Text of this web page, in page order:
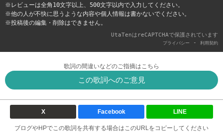
※レビューは全角10文字以上、500文字以内で入力してください。
※他の人が不快に思うような内容や個人情報は書かないでください。
※投稿後の編集・削除はできません。
UtaTenはreCAPTCHAで保護されています
プライバシー - 利用契約
歌詞の間違いなどのご指摘はこちら
この歌詞へのご意見
X Facebook LINE
ブログやHPでこの歌詞を共有する場合はこのURLをコピーしてください